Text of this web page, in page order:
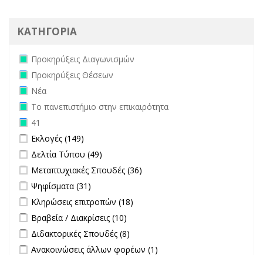
ΚΑΤΗΓΟΡΙΑ
Remove Προκηρύξεις Διαγωνισμών filter
Προκηρύξεις Διαγωνισμών
Remove Προκηρύξεις Θέσεων filter
Προκηρύξεις Θέσεων
Remove Νέα filter
Νέα
Remove Το πανεπιστήμιο στην επικαιρότητα filter
Το πανεπιστήμιο στην επικαιρότητα
Remove 41 filter
41
Apply Εκλογές filter
Εκλογές (149)
Apply Δελτία Τύπου filter
Δελτία Τύπου (49)
Apply Μεταπτυχιακές Σπουδές filter
Μεταπτυχιακές Σπουδές (36)
Apply Ψηφίσματα filter
Ψηφίσματα (31)
Apply Κληρώσεις επιτροπών filter
Κληρώσεις επιτροπών (18)
Apply Βραβεία / Διακρίσεις filter
Βραβεία / Διακρίσεις (10)
Apply Διδακτορικές Σπουδές filter
Διδακτορικές Σπουδές (8)
Apply Ανακοινώσεις άλλων φορέων filter
Ανακοινώσεις άλλων φορέων (1)